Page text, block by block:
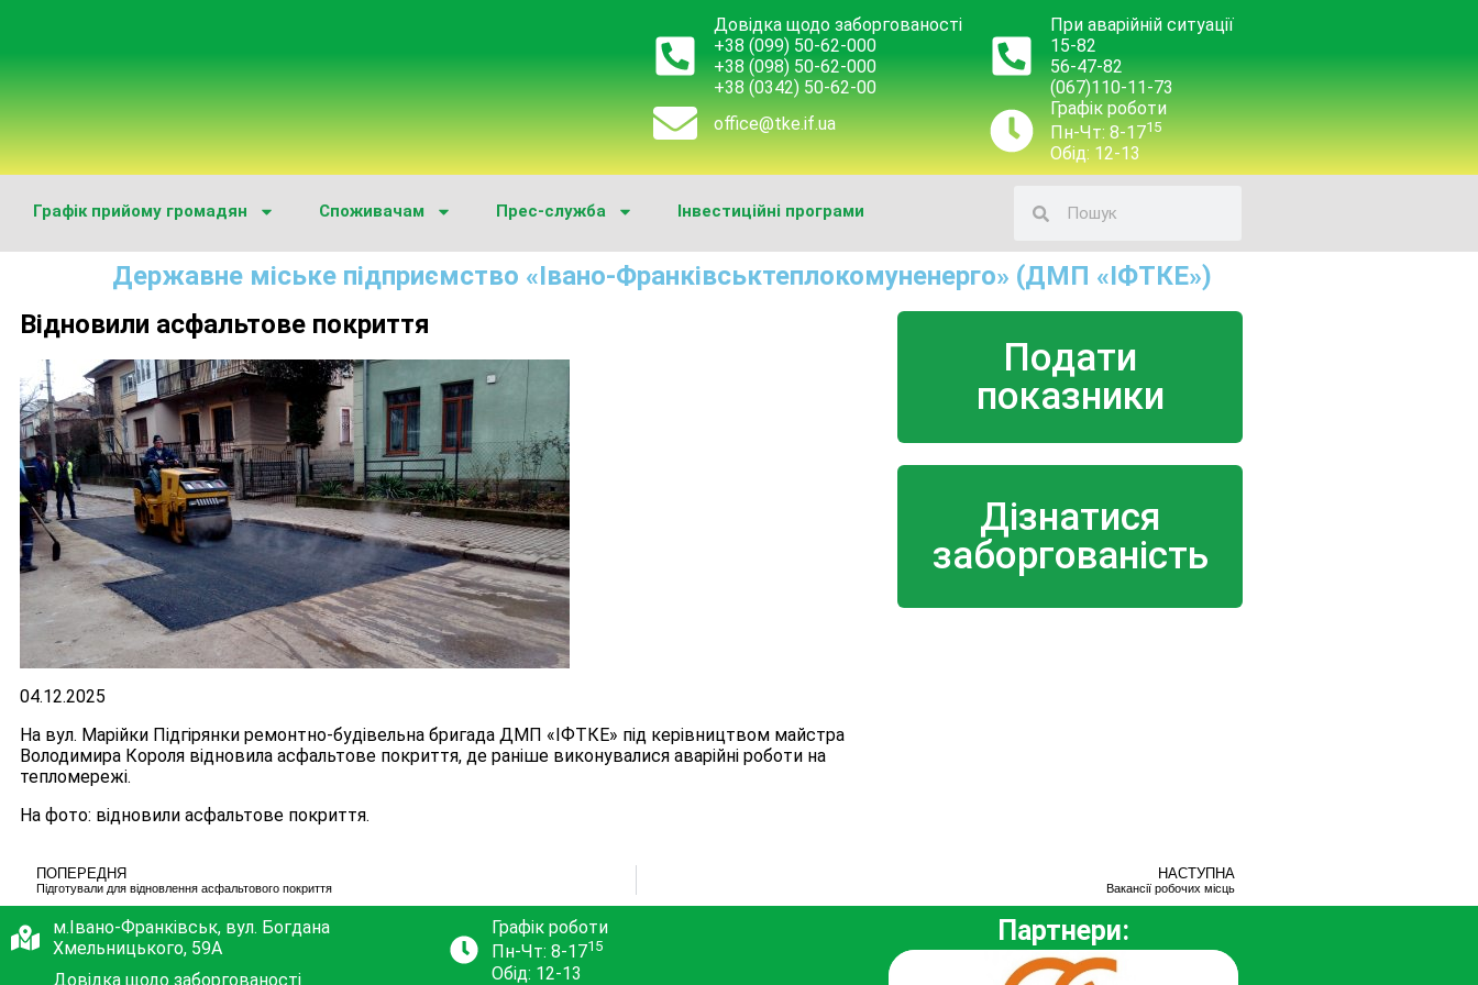
Довідка щодо заборгованості
+38 (099) 50-62-000
+38 (098) 50-62-000
+38 (0342) 50-62-00
office@tke.if.ua
При аварійній ситуації
15-82
56-47-82
(067)110-11-73
Графік роботи
Пн-Чт: 8-1715
Обід: 12-13
Графік прийому громадян Споживачам Прес-служба Інвестиційні програми
Державне міське підприємство «Івано-Франківськтеплокомуненерго» (ДМП «ІФТКЕ»)
Відновили асфальтове покриття
04.12.2025
На вул. Марійки Підгірянки ремонтно-будівельна бригада ДМП «ІФТКЕ» під керівництвом майстра
Володимира Короля відновила асфальтове покриття, де раніше виконувалися аварійні роботи на
тепломережі.
На фото: відновили асфальтове покриття.
Подати
показники
Дізнатися
заборгованість
ПОПЕРЕДНЯ
Підготували для відновлення асфальтового покриття
НАСТУПНА
Вакансії робочих місць
м.Івано-Франківськ, вул. Богдана
Хмельницького, 59А
Довідка щодо заборгованості
Графік роботи
Пн-Чт: 8-1715
Обід: 12-13
Партнери: